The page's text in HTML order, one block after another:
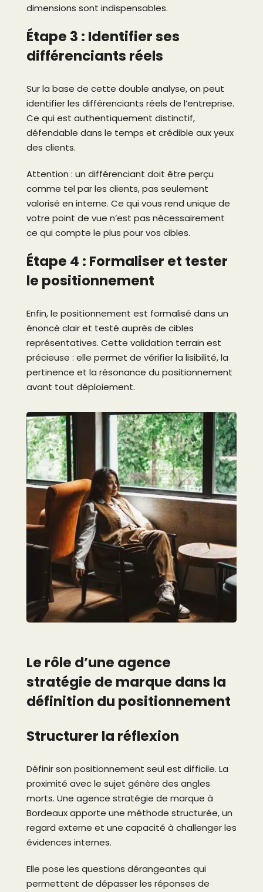
dimensions sont indispensables.
Étape 3 : Identifier ses
différenciants réels
Sur la base de cette double analyse, on peut
identifier les différenciants réels de l’entreprise.
Ce qui est authentiquement distinctif,
défendable dans le temps et crédible aux yeux
des clients.
Attention : un différenciant doit être perçu
comme tel par les clients, pas seulement
valorisé en interne. Ce qui vous rend unique de
votre point de vue n’est pas nécessairement
ce qui compte le plus pour vos cibles.
Étape 4 : Formaliser et tester
le positionnement
Enfin, le positionnement est formalisé dans un
énoncé clair et testé auprès de cibles
représentatives. Cette validation terrain est
précieuse : elle permet de vérifier la lisibilité, la
pertinence et la résonance du positionnement
avant tout déploiement.
Le rôle d’une agence
stratégie de marque dans la
définition du positionnement
Structurer la réflexion
Définir son positionnement seul est difficile. La
proximité avec le sujet génère des angles
morts. Une agence stratégie de marque à
Bordeaux apporte une méthode structurée, un
regard externe et une capacité à challenger les
évidences internes.
Elle pose les questions dérangeantes qui
permettent de dépasser les réponses de